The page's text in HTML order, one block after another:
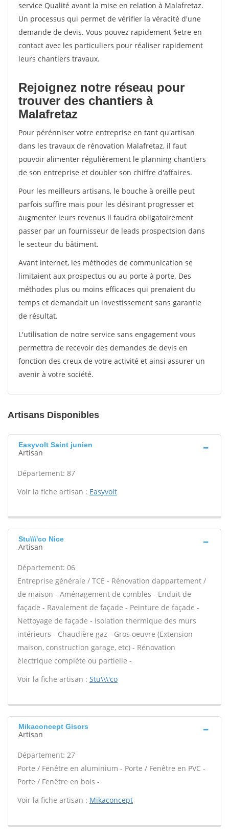
service Qualité avant la mise en relation à Malafretaz.
Un processus qui permet de vérifier la véracité d'une
demande de devis. Vous pouvez rapidement $etre en
contact avec les particuliers pour réaliser rapidement
leurs chantiers travaux.
Rejoignez notre réseau pour
trouver des chantiers à
Malafretaz
Pour pérénniser votre entreprise en tant qu'artisan
dans les travaux de rénovation Malafretaz, il faut
pouvoir alimenter régulièrement le planning chantiers
de son entreprise et doubler son chiffre d'affaires.
Pour les meilleurs artisans, le bouche à oreille peut
parfois suffire mais pour les désirant progresser et
augmenter leurs revenus il faudra obligatoirement
passer par un fournisseur de leads prospectsion dans
le secteur du bâtiment.
Avant internet, les méthodes de communication se
limitaient aux prospectus ou au porte à porte. Des
méthodes plus ou moins efficaces qui prenaient du
temps et demandait un investissement sans garantie
de résultat.
L'utilisation de notre service sans engagement vous
permettra de recevoir des demandes de devis en
fonction des creux de votre activité et ainsi assurer un
avenir à votre société.
Artisans Disponibles
Easyvolt Saint junien
Artisan
Département: 87
Voir la fiche artisan : Easyvolt
Stu\\\'co Nice
Artisan
Département: 06
Entreprise générale / TCE - Rénovation dappartement /
de maison - Aménagement de combles - Enduit de
façade - Ravalement de façade - Peinture de façade -
Nettoyage de façade - Isolation thermique des murs
intérieurs - Chaudière gaz - Gros oeuvre (Extension
maison, construction garage, etc) - Rénovation
électrique complète ou partielle -
Voir la fiche artisan : Stu\\\'co
Mikaconcept Gisors
Artisan
Département: 27
Porte / Fenêtre en aluminium - Porte / Fenêtre en PVC -
Porte / Fenêtre en bois -
Voir la fiche artisan : Mikaconcept